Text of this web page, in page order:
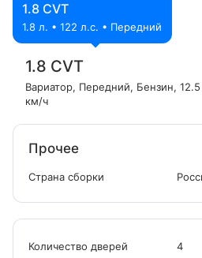
1.8 CVT
1.8 л. • 122 л.с. • Передний
1.8 CVT
Вариатор, Передний, Бензин,
км/ч
Прочее
Страна сборки
Количество дверей
4